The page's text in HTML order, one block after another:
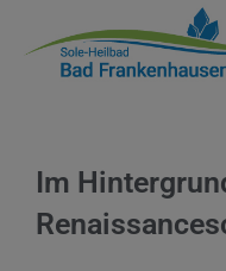
Im